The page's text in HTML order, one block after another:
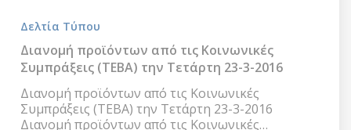
από
τις
Κοινωνικές
Συμπράξεις
(ΤΕΒΑ)
την
Τετάρτη
Δελτία Τύπου
Διανομή προϊόντων από τις Κοινωνικές
Συμπράξεις (ΤΕΒΑ) την Τετάρτη 23-3-2016
Διανομή προϊόντων από τις Κοινωνικές
Συμπράξεις (ΤΕΒΑ) την Τετάρτη 23-3-2016
Διανομή προϊόντων από τις Κοινωνικές…